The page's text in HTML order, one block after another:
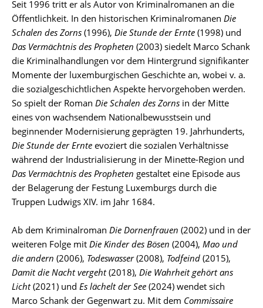
Seit 1996 tritt er als Autor von Kriminalromanen an die
Öffentlichkeit. In den historischen Kriminalromanen Die
Schalen des Zorns (1996), Die Stunde der Ernte (1998) und
Das Vermächtnis des Propheten (2003) siedelt Marco Schank
die Kriminalhandlungen vor dem Hintergrund signifikanter
Momente der luxemburgischen Geschichte an, wobei v. a.
die sozialgeschichtlichen Aspekte hervorgehoben werden.
So spielt der Roman Die Schalen des Zorns in der Mitte
eines von wachsendem Nationalbewusstsein und
beginnender Modernisierung geprägten 19. Jahrhunderts,
Die Stunde der Ernte evoziert die sozialen Verhältnisse
während der Industrialisierung in der Minette-Region und
Das Vermächtnis des Propheten gestaltet eine Episode aus
der Belagerung der Festung Luxemburgs durch die
Truppen Ludwigs XIV. im Jahr 1684.
Ab dem Kriminalroman Die Dornenfrauen (2002) und in der
weiteren Folge mit Die Kinder des Bösen (2004), Mao und
die andern (2006), Todeswasser(2008), Todfeind (2015),
Damit die Nacht vergeht(2018), Die Wahrheit gehört ans
Licht(2021) und Es lächelt der See (2024) wendet sich
Marco Schank der Gegenwart zu. Mit dem Commissaire